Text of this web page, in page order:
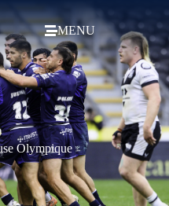
MENU
Olympique